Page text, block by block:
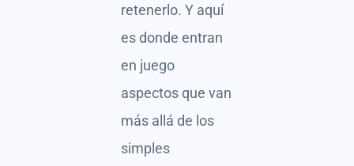
retenerlo. Y aquí
es donde entran
en juego
aspectos que van
más allá de los
simples